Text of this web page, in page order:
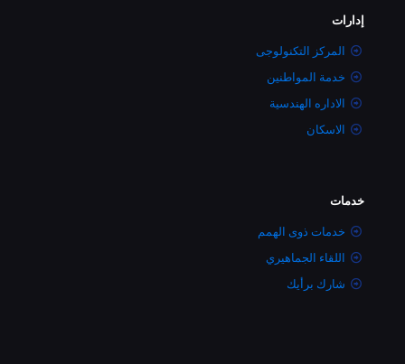
إدارات
المركز التكنولوجى
خدمة المواطنين
الاداره الهندسية
الاسكان
خدمات
خدمات ذوى الهمم
اللقاء الجماهيري
شارك برأيك